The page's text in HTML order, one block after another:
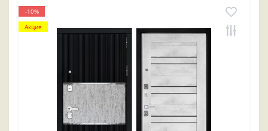
-10%
Акция